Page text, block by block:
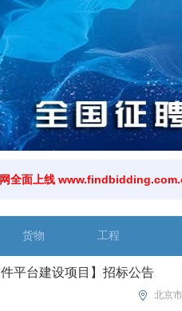
全面上线
货物 工程
平台建设项目】招标公告
北京市